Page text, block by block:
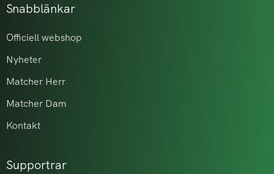
Snabblänkar
Officiell webshop
Nyheter
Matcher Herr
Matcher Dam
Kontakt
Supportrar